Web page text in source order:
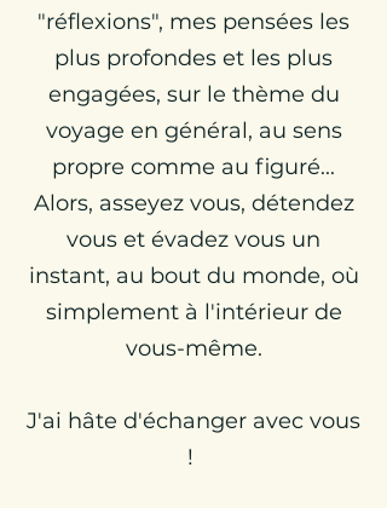
"réflexions", mes pensées les
plus profondes et les plus
engagées, sur le thème du
voyage en général, au sens
propre comme au figuré...
Alors, asseyez vous, détendez
vous et évadez vous un
instant, au bout du monde, où
simplement à l'intérieur de
vous-même.
J'ai hâte d'échanger avec vous
!